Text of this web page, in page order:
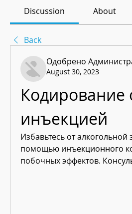
Discussion About
Back
Одобрено
August 30, 2023
Кодирование
инъекцией
Избавьтесь от
помощью инъекционного
побочных эффектов.